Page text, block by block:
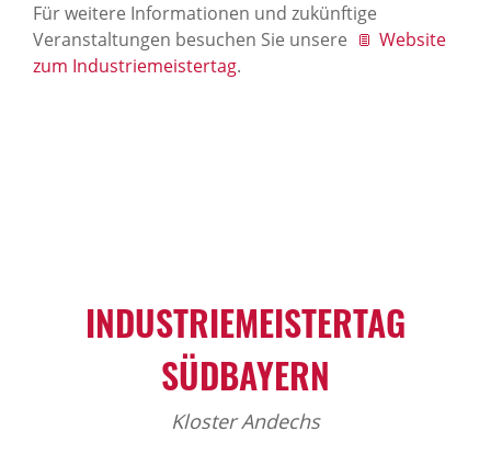
Für weitere Informationen und zukünftige
Veranstaltungen besuchen Sie unsere
Website
zum Industriemeistertag.
INDUSTRIEMEISTERTAG
SÜDBAYERN
Kloster Andechs